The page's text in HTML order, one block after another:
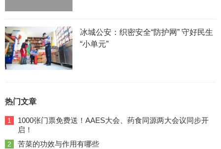
冰城公安：织密安全“防护网” 守好民生
“小单元”
热门文章
1
1000张门票免费送！AAES大会、药食同源两大会议同步开
启！
2 苦菜的功效与作用有哪些